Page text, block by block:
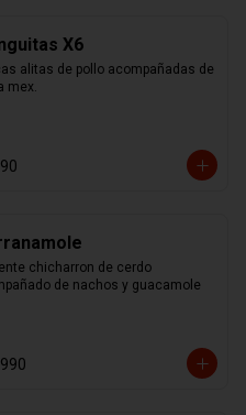
X6
alitas de pollo acompañadas de
mex.
chicharron de cerdo
de nachos y guacamole